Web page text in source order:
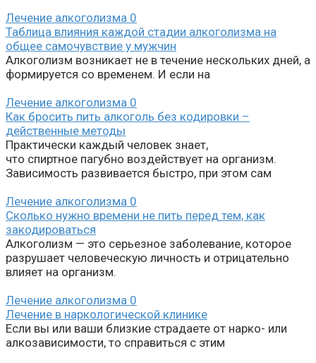
Лечение алкоголизма 0
Таблица влияния каждой стадии алкоголизма на
общее самочувствие у мужчин
Алкоголизм возникает не в течение нескольких дней, а
формируется со временем. И если на
Лечение алкоголизма 0
Как бросить пить алкоголь без кодировки –
действенные методы
Практически каждый человек знает,
что спиртное пагубно воздействует на организм.
Зависимость развивается быстро, при этом сам
Лечение алкоголизма 0
Сколько нужно времени не пить перед тем, как
закодироваться
Алкоголизм — это серьезное заболевание, которое
разрушает человеческую личность и отрицательно
влияет на организм.
Лечение алкоголизма 0
Лечение в наркологической клинике
Если вы или ваши близкие страдаете от нарко- или
алкозависимости, то справиться с этим